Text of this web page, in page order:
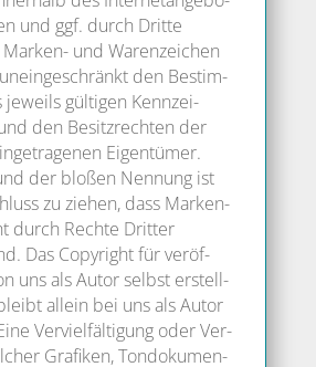
und ggf. durch Drit­te
und Waren­zei­chen
den Bestim­
jeweils gül­ti­gen Kenn­zei­
den Besitz­rech­ten der
Eigen­tü­mer.
der blo­ßen Nen­nung ist
zu zie­hen, dass Mar­ken­
durch Rech­te Drit­ter
Das Copy­right für ver­öf­
uns als Autor selbst erstell­
allein bei uns als Autor
Ver­viel­fäl­ti­gung oder Ver­
Gra­fi­ken, Ton­do­ku­men­